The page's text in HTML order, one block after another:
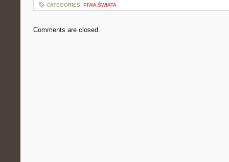
CATEGORIES: PIWA ŚWIATA
Comments are closed.